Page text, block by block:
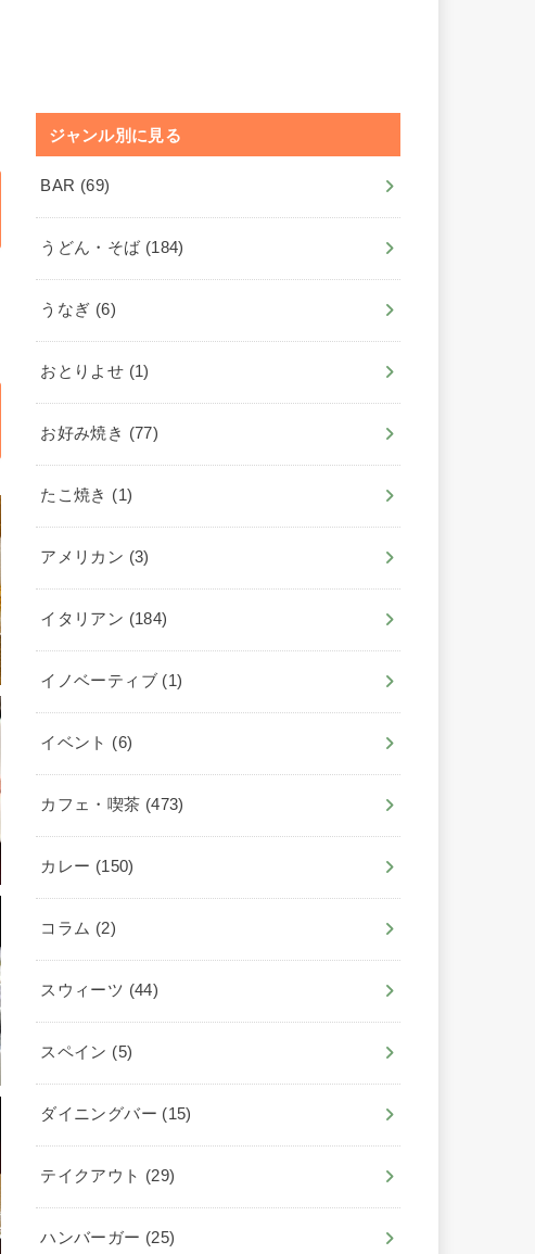
ジャンル別に見る
BAR (69)
うどん・そば (184)
うなぎ (6)
おとりよせ (1)
お好み焼き (77)
たこ焼き (1)
アメリカン (3)
イタリアン (184)
イノベーティブ (1)
イベント (6)
カフェ・喫茶 (473)
カレー (150)
コラム (2)
スウィーツ (44)
スペイン (5)
ダイニングバー (15)
テイクアウト (29)
ハンバーガー (25)